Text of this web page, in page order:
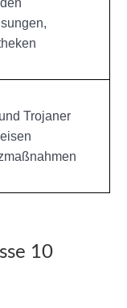
Trojaner
10